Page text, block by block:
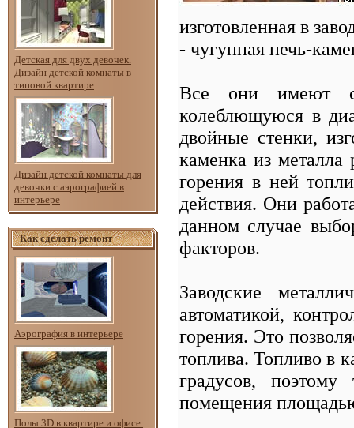
Детская для двух девочек.
Дизайн детской комнаты в
типовой квартире
Дизайн детской комнаты для
девочки с аэрографией в
интерьере
Как сделать ремонт
Аэрография в интерьере
Полы 3D в квартире и офисе.
изготовленная в
- чугунная печь-
Все они имеют
колеблющуюся в
двойные стенки,
каменка из металла
горения в ней
действия. Они
данном случае
факторов.
Заводские
автоматикой,
горения. Это
топлива. Топливо в
градусов, поэтому
помещения